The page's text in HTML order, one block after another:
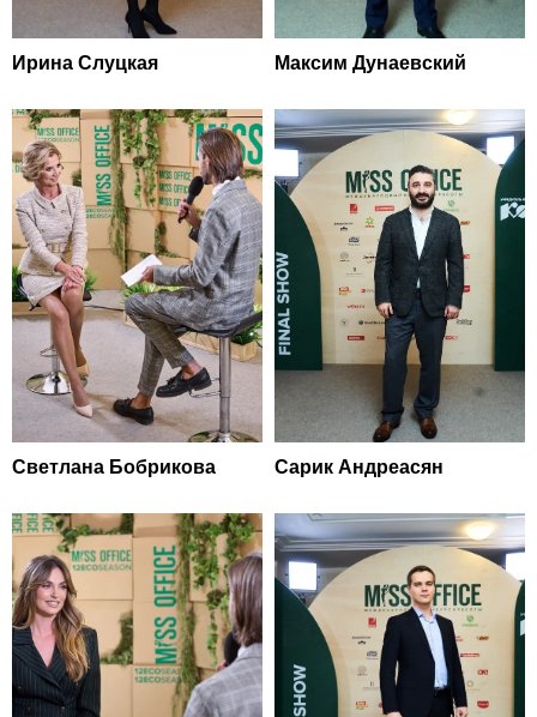
Ирина Слуцкая Максим Дунаевский
Светлана Бобрикова Сарик Андреасян